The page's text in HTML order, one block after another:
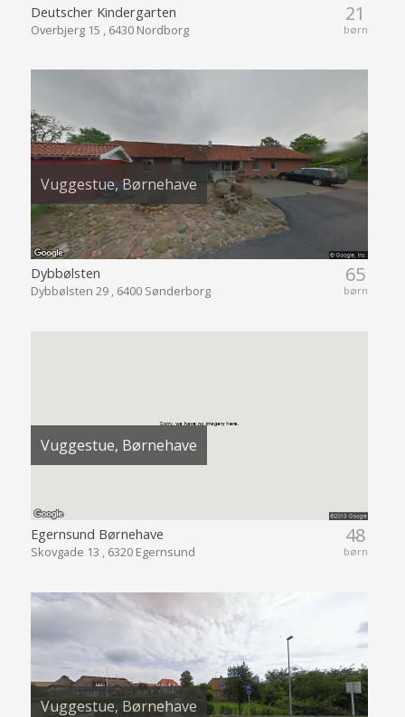
21
børn
Deutscher Kindergarten
Overbjerg 15 , 6430 Nordborg
Vuggestue, Børnehave
65
børn
Dybbølsten
Dybbølsten 29 , 6400 Sønderborg
Vuggestue, Børnehave
48
børn
Egernsund Børnehave
Skovgade 13 , 6320 Egernsund
Vuggestue, Børnehave